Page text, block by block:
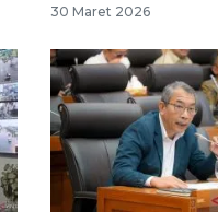
30 Maret 2026